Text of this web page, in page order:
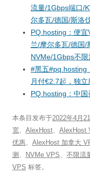
流量/1Gbps端口/
尔多瓦/德国/斯洛
PQ.hosting：便
兰/摩尔多瓦/德国/
NVMe/1Gbps不限
#黑五#pq.hosting
月付€2.7起，独
PQ.hosting：中
本条目发布于2022年4月
宽
AlexHost AlexHost
优惠
AlexHost 加拿大
测
NVMe VPS 不限流
VPS 标签。